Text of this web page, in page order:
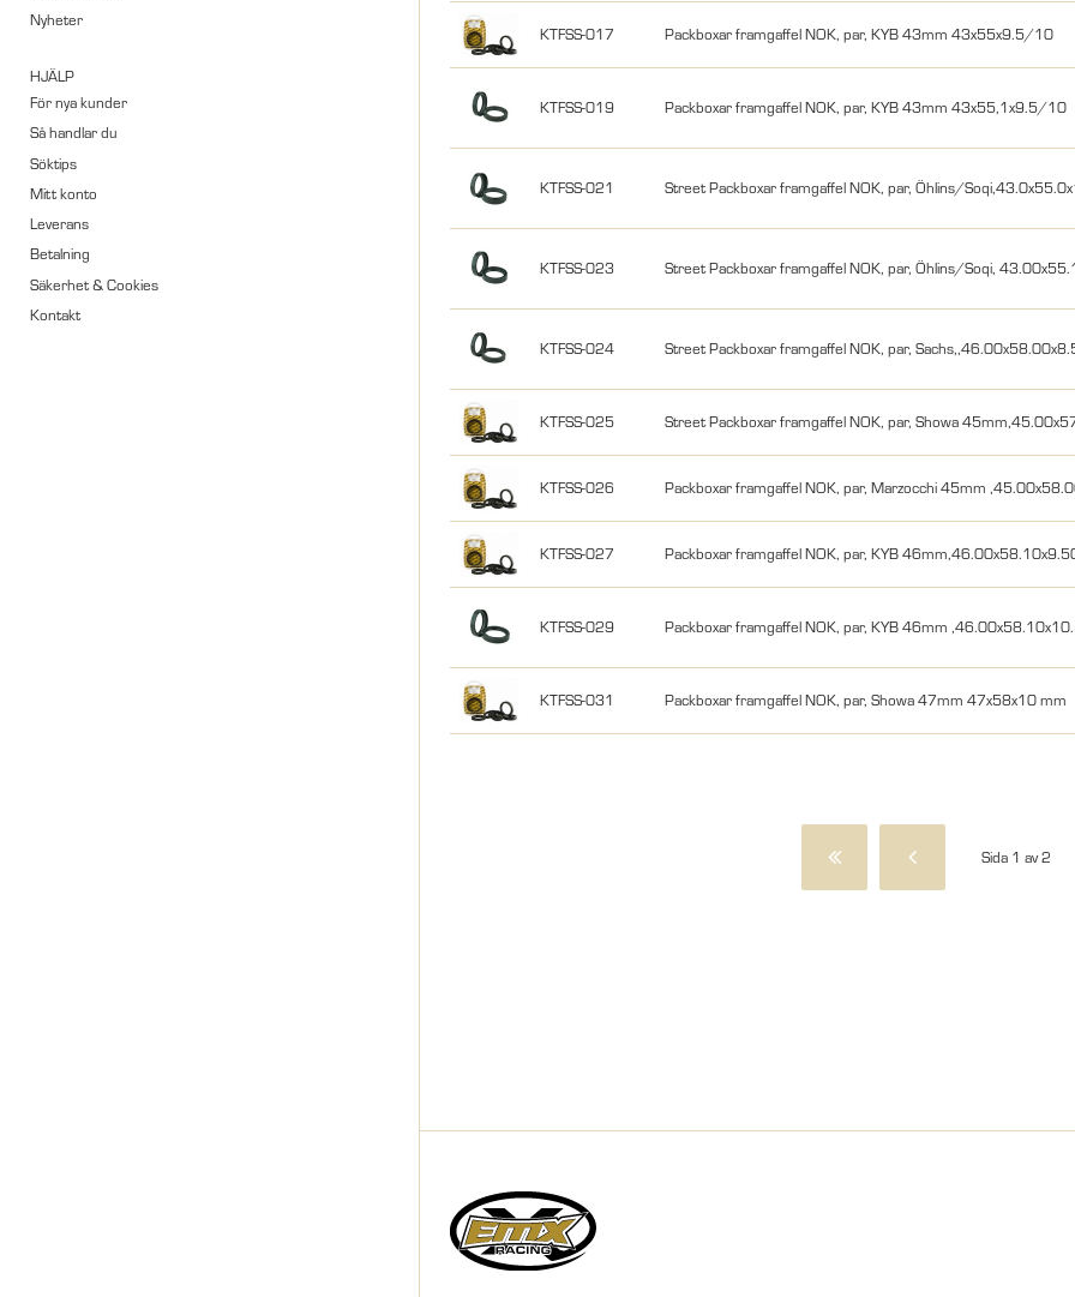
Nyheter
HJÄLP
För nya kunder
Så handlar du
Söktips
Mitt konto
Leverans
Betalning
Säkerhet & Cookies
Kontakt
KTFSS-017 Packboxar framgaffel NOK, par, KYB 43mm 43x55x9.5/10
KTFSS-019 Packboxar framgaffel NOK, par, KYB 43mm 43x55,1x9.5/10
KTFSS-021 Street Packboxar framgaffel NOK, par, Öhlins/
KTFSS-023 Street Packboxar framgaffel NOK, par, Öhlins/Soqi,
KTFSS-024 Street Packboxar framgaffel NOK, par,
KTFSS-025 Street Packboxar framgaffel NOK, par, Showa
KTFSS-026 Packboxar framgaffel NOK, par, Marzocchi 45mm
KTFSS-027 Packboxar framgaffel NOK, par, KYB
KTFSS-029 Packboxar framgaffel NOK, par, KYB 46mm
KTFSS-031 Packboxar framgaffel NOK, par, Showa 47mm 47x58x10 mm
Sida 1 av 2